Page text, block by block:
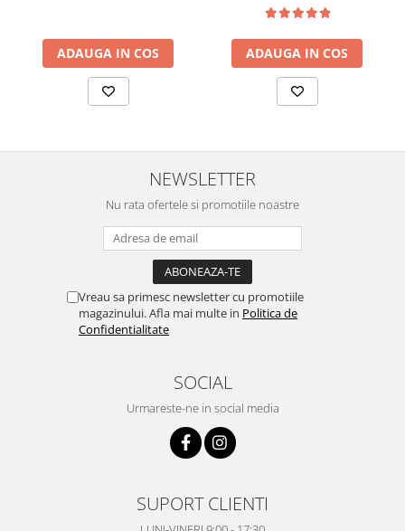
ADAUGA IN COS ADAUGA IN COS
NEWSLETTER
Nu rata ofertele si promotiile noastre
Vreau sa primesc newsletter cu promotiile
magazinului. Afla mai multe in Politica de
Confidentialitate
SOCIAL
Urmareste-ne in social media
SUPORT CLIENTI